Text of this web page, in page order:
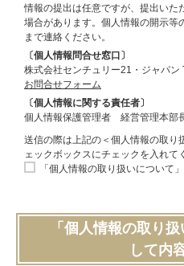
情報の提出は任意ですが、提出いた
場合があります。個人情報の開示等
まで連絡ください。
〔個人情報問合せ窓口〕
株式会社センチュリー21・ジャパ
お問合せフォーム
〔個人情報に関する責任者〕
個人情報保護管理者 経営管理本部
送信の際は上記の＜個人情報の取り
ェックボックスにチェックを入れて
「個人情報の取り扱いについて
「個人情報の取り
して内